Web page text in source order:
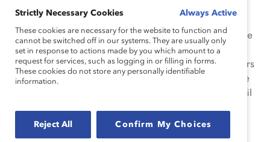
PricewaterhouseCoopers s.r.l. Global et PDG de
siégé au sein de nombreux conseils d’administration de
sociétés, notamment ceux de BCE et de la Banque
Scotia, à titre de président du conseil. Tom a par ailleurs
agi à titre de mentor, de parrain et de coach auprès de
nombreuses femmes de grand talent, rencontrées au fil
Comment il a instauré le changement
Strictly Necessary Cookies Always Active
These cookies are necessary for the website to function and
cannot be switched off in our systems. They are usually only
set in response to actions made by you which amount to a
request for services, such as logging in or filling in forms.
These cookies do not store any personally identifiable
information.
Reject All Confirm My Choices